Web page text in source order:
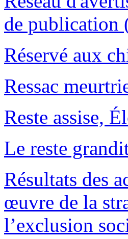
de publication
Réservé aux
Ressac
Reste assise,
Le reste
Résultats des
œuvre de la
l’exclusion